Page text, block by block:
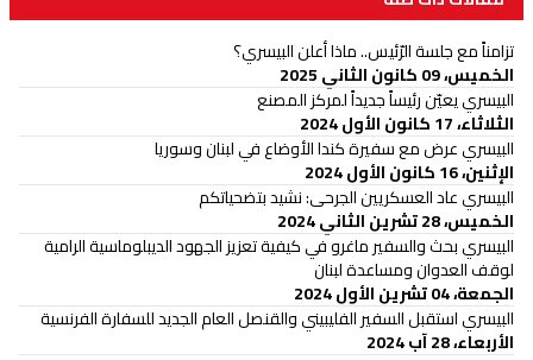
تزامناً مع جلسة الرّئيس.. ماذا أعلن البيسري؟
الخميس، 09 كانون الثاني 2025
البيسري يعيّن رئيساً جديداً لمركز المصنع
الثلاثاء، 17 كانون الأول 2024
البيسري عرض مع سفيرة كندا الأوضاع في لبنان وسوريا
الإثنين، 16 كانون الأول 2024
البيسري عاد العسكريين الجرحى: نشيد بتضحياتكم
الخميس، 28 تشرين الثاني 2024
البيسري بحث والسفير ماغرو في كيفية تعزيز الجهود الديبلوماسية الرامية
لوقف العدوان ومساعدة لبنان
الجمعة، 04 تشرين الأول 2024
البيسري استقبل السفير الفليبيني والقنصل العام الجديد للسفارة الفرنسية
الأربعاء، 28 آب 2024